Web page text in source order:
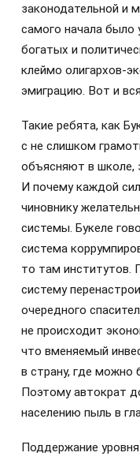
законодательной и
самого начала было
богатых и
клеймо олигархов-
эмиграцию. Вот и
Такие ребята, как
с не слишком
объясняют в школе,
И почему каждой
чиновнику
системы. Букеле
система
то там институтов.
систему
очередного
не происходит
что вменяемый
в страну, где можно
Поэтому автократ
населению пыль в
Поддержание